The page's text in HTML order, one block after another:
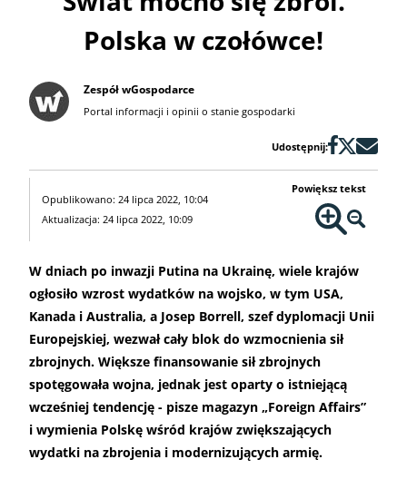
Polska w czołówce!
Zespół wGospodarce
Portal informacji i opinii o stanie gospodarki
Udostępnij:
Opublikowano: 24 lipca 2022, 10:04
Aktualizacja: 24 lipca 2022, 10:09
Powiększ tekst
W dniach po inwazji Putina na Ukrainę, wiele krajów
ogłosiło wzrost wydatków na wojsko, w tym USA,
Kanada i Australia, a Josep Borrell, szef dyplomacji Unii
Europejskiej, wezwał cały blok do wzmocnienia sił
zbrojnych. Większe finansowanie sił zbrojnych
spotęgowała wojna, jednak jest oparty o istniejącą
wcześniej tendencję - pisze magazyn „Foreign Affairs”
i wymienia Polskę wśród krajów zwiększających
wydatki na zbrojenia i modernizujących armię.